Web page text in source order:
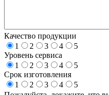
Качество продукции
1
2 3 4
5
Уровень сервиса
1
2 3 4
5
Срок изготовления
1
2 3 4
5